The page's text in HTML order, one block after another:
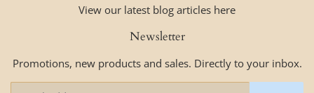
View our latest blog articles here
Newsletter
Promotions, new products and sales. Directly to your inbox.